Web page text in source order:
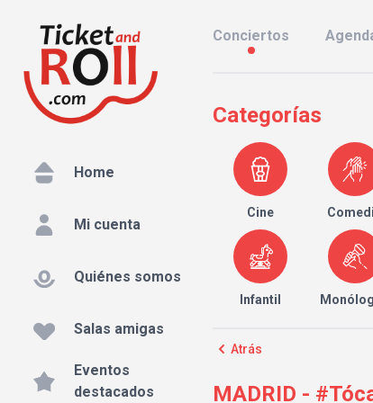
Home
Mi cuenta
Quiénes somos
Salas amigas
Eventos
destacados
Conciertos
Categorías
Cine
Infantil
Atrás
MADRID -